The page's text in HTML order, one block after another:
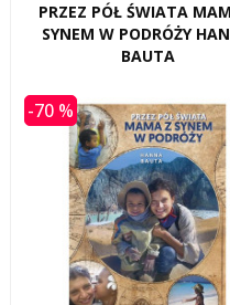
PRZEZ PÓŁ ŚWIATA
SYNEM W PODRÓŻY
BAUTA
-70 %